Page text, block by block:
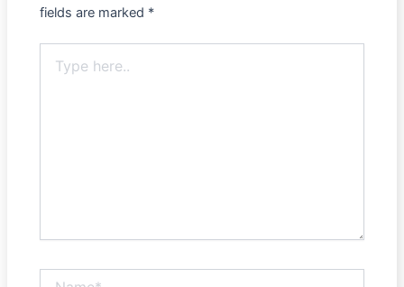
fields are marked *
here..